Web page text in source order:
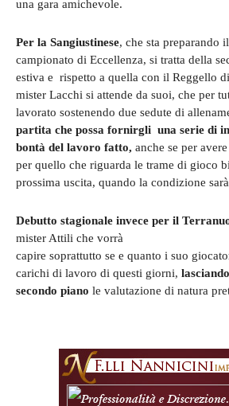
una gara amichevole.
Per la Sangiustinese, che sta preparando
campionato di Eccellenza, si tratta della
estiva e rispetto a quella con il Reggello
mister Lacchi si attende da suoi, che per
lavorato sostenendo due sedute di
partita che possa fornirgli una serie di
bontà del lavoro fatto, anche se per
per quello che riguarda le trame di gioco
prossima uscita, quando la condizione
Debutto stagionale invece per il
mister Attili che vorrà
capire soprattutto se e quanto i suo
carichi di lavoro di questi giorni,
secondo piano le valutazione di natura